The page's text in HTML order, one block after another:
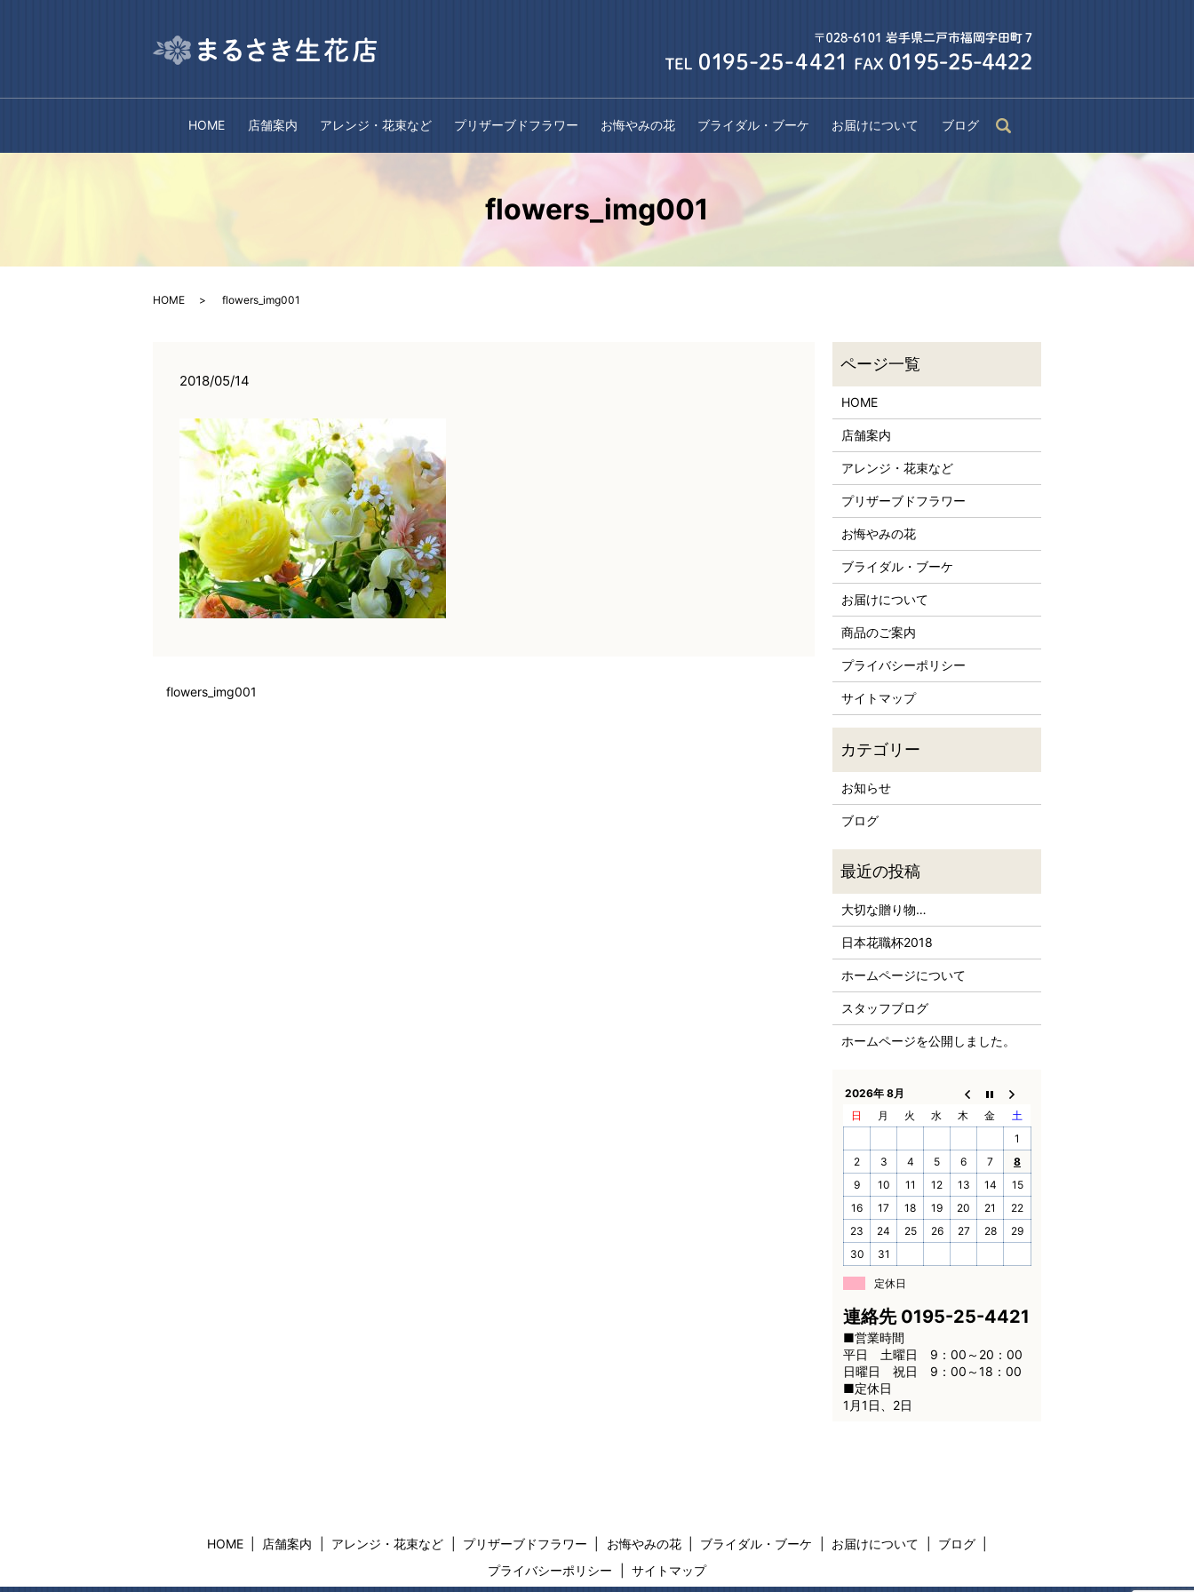
HOME 店舗案内 アレンジ・花束など プリザーブドフラワー お悔やみの花 ブライダル・ブーケ お届けについて ブログ search
flowers_img001
HOME flowers_img001
2018/05/14
flowers_img001
HOME
店舗案内
アレンジ・花束など
プリザーブドフラワー
お悔やみの花
ブライダル・ブーケ
お届けについて
商品のご案内
プライバシーポリシー
サイトマップ
お知らせ
ブログ
大切な贈り物…
日本花職杯2018
ホームページについて
スタッフブログ
ホームページを公開しました。
2026年 8月
日
月 火 水 木 金
土
1
2
3 4 5 6 7
8
9
10 11 12 13 14
15
16
17 18 19 20 21
22
23
24 25 26 27 28
29
30
31
定休日
連絡先 0195-25-4421
■営業時間
平日 土曜日 9：00～20：00
日曜日 祝日 9：00～18：00
■定休日
1月1日、2日
HOME 店舗案内 アレンジ・花束など プリザーブドフラワー お悔やみの花 ブライダル・ブーケ お届けについて
ブログ
プライバシーポリシー
サイトマップ